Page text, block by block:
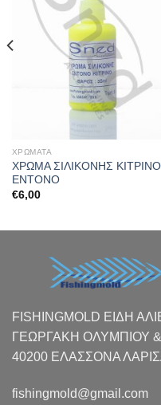
ΧΡΩΜΑΤΑ
ΧΡΩΜΑ ΣΙΛΙΚΟΝΗΣ ΚΙΤΡΙΝΟ
ΕΝΤΟΝΟ
€6,00
FISHINGMOLD ΕΙΔΗ
ΓΕΩΡΓΑΚΗ ΟΛΥΜΠΙΟΥ
40200 ΕΛΑΣΣΟΝΑ
fishingmold@gmail.com